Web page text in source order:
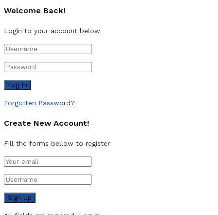
Welcome Back!
Login to your account below
Forgotten Password?
Create New Account!
Fill the forms bellow to register